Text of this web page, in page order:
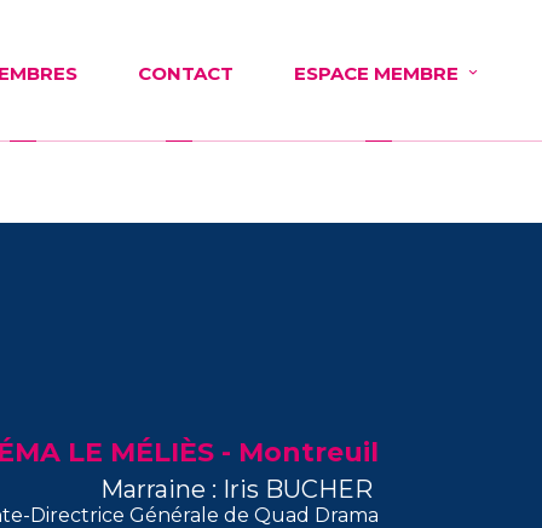
CONTACT ESPACE MEMBRE
LE MÉLIÈS - Montreuil
Marraine : Iris BUCHER
Directrice Générale de Quad Drama